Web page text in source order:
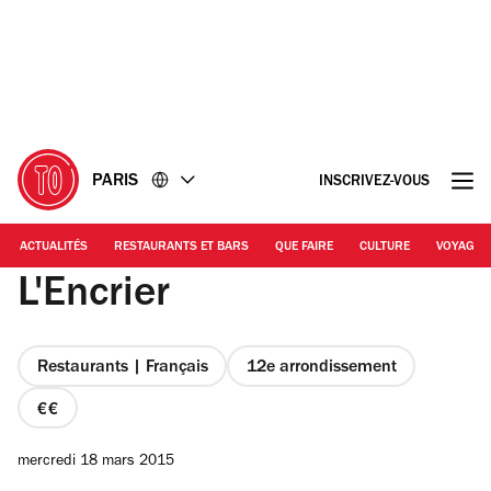
PARIS INSCRIVEZ-VOUS
ACTUALITÉS RESTAURANTS ET BARS QUE FAIRE CULTURE VOYAGE
L'Encrier
Restaurants | Français 12e arrondissement
prix
mercredi 18 mars 2015